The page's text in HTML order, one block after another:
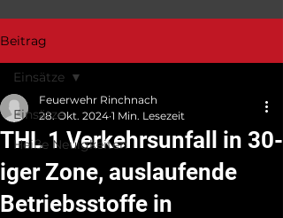
Beitrag
Einsätze
Heiße Neuigkeiten
Einsätze
THL 1 Verkehrsunfall in 30-
iger Zone, auslaufende
Betriebsstoffe in
Feuerwehr Rinchnach
28. Okt. 2024 1 Min. Lesezeit